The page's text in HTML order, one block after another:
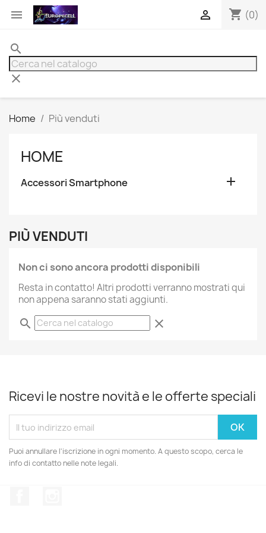
 shopping_cart (0)

search
clear
Home Più venduti
HOME
Accessori Smartphone 
PIÙ VENDUTI
Non ci sono ancora prodotti disponibili
Resta in contatto! Altri prodotti verranno mostrati qui
non appena saranno stati aggiunti.
search clear
Ricevi le nostre novità e le offerte speciali
Puoi annullare l'iscrizione in ogni momento. A questo scopo, cerca le
info di contatto nelle note legali.